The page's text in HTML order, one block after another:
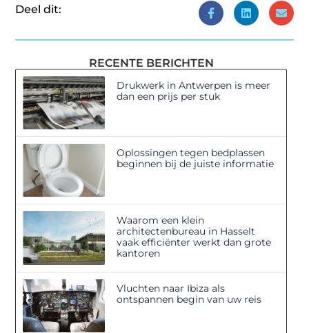
Deel dit:
RECENTE BERICHTEN
Drukwerk in Antwerpen is meer
dan een prijs per stuk
Oplossingen tegen bedplassen
beginnen bij de juiste informatie
Waarom een klein
architectenbureau in Hasselt
vaak efficiënter werkt dan grote
kantoren
Vluchten naar Ibiza als
ontspannen begin van uw reis